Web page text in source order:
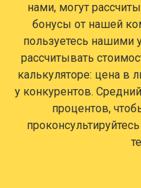
нами, могут
бонусы от нашей
пользуетесь нашими
рассчитывать
калькуляторе: цена в
у конкурентов.
процентов,